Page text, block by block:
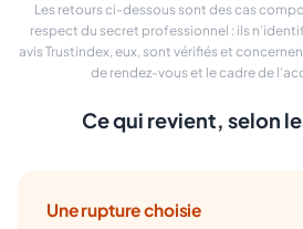
Les retours ci-dessous sont des cas
respect du secret professionnel : ils
avis Trustindex, eux, sont vérifiés et
de rendez-vous et le cadre de
Ce qui revient, selon
Une rupture choisie